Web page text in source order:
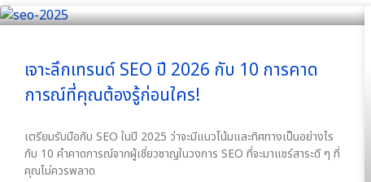
เจาะลึกเทรนด์ SEO ปี 2026 กับ 10 การคาด
การณ์ที่คุณต้องรู้ก่อนใคร!
เตรียมรับมือกับ SEO ในปี 2025 ว่าจะมีแนวโน้มและทิศทางเป็นอย่างไร
กับ 10 คำคาดการณ์จากผู้เชี่ยวชาญในวงการ SEO ที่จะมาแชร์สาระดี ๆ ที่
คุณไม่ควรพลาด
Page
Page